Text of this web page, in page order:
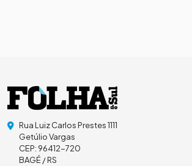
Rua Luiz Carlos Prestes 1111
Getúlio Vargas
CEP: 96412-720
BAGÉ / RS